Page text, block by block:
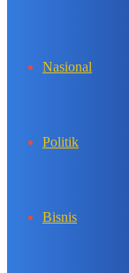
Nasional
Politik
Bisnis